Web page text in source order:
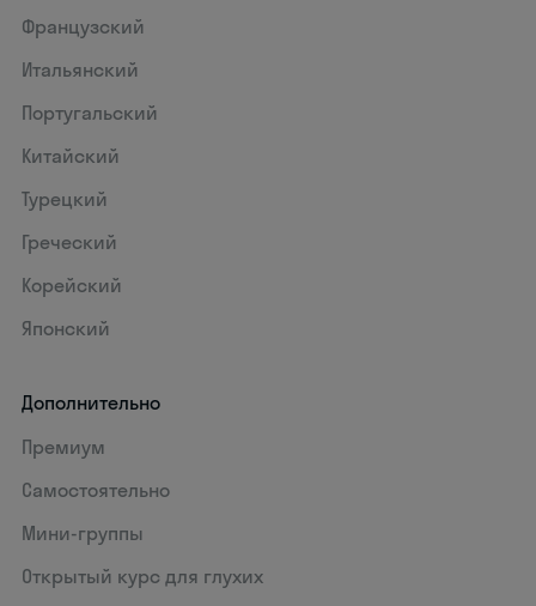
Французский
Итальянский
Португальский
Китайский
Турецкий
Греческий
Корейский
Японский
Дополнительно
Премиум
Самостоятельно
Мини-группы
Открытый курс для глухих